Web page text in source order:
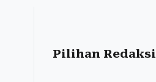
Pilihan Redaksi